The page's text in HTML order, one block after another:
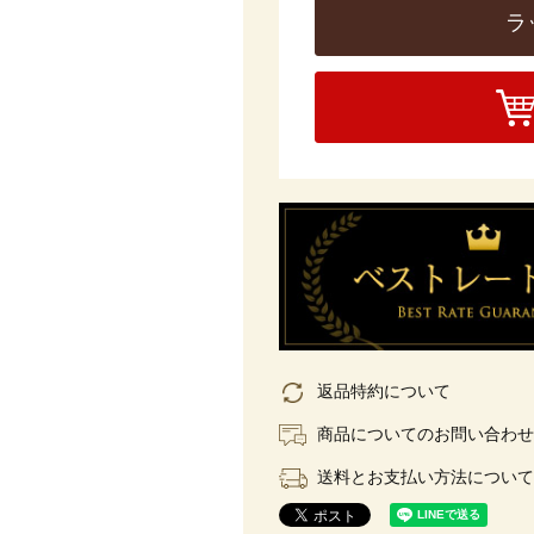
ラ
返品特約について
商品についてのお問い合わせ
送料とお支払い方法について